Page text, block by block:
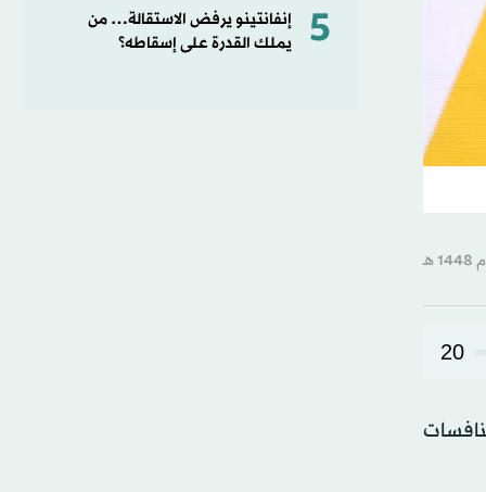
20
ضمن منافسات
5
إنفانتينو يرفض الاستقالة… من
يملك القدرة على إسقاطه؟